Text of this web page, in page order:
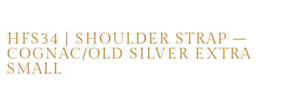
HFS34 | SHOULDER STRAP –
COGNAC/OLD SILVER EXTRA
SMALL